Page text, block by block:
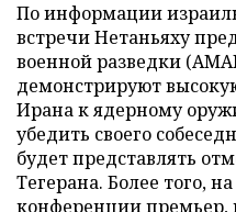
По информации
встречи Нетаньяху
военной разведки
демонстрируют
Ирана к ядерному
убедить своего
будет представлять
Тегерана. Более того,
конференции премьер,